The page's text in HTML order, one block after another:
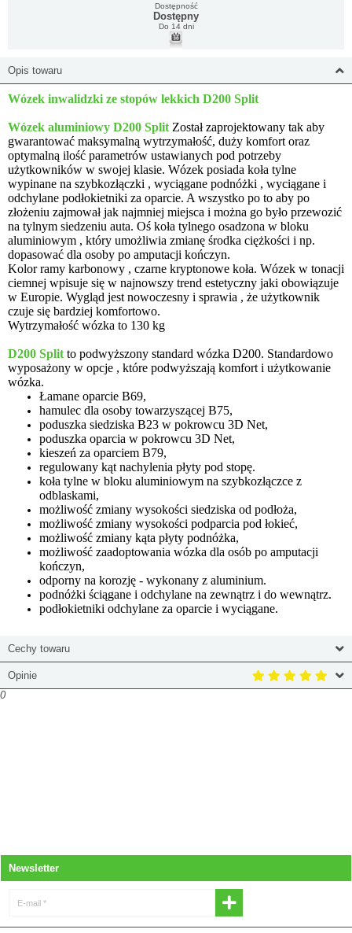
Dostępność
Dostępny
Do 14 dni
Opis towaru
Wózek inwalidzki ze stopów lekkich D200 Split
Wózek aluminiowy D200 Split Został zaprojektowany tak aby
gwarantować maksymalną wytrzymałość, duży komfort oraz
optymalną ilość parametrów ustawianych pod potrzeby
użytkowników w swojej klasie. Wózek posiada koła tylne
wypinane na szybkozłączki , wyciągane podnóżki , wyciągane i
odchylane podłokietniki za oparcie. A wszystko po to aby po
złożeniu zajmował jak najmniej miejsca i można go było przewozić
na tylnym siedzeniu auta. Oś koła tylnego osadzona w bloku
aluminiowym , który umożliwia zmianę środka ciężkości i np.
dopasować dla osoby po amputacji kończyn.
Kolor ramy karbonowy , czarne kryptonowe koła. Wózek w tonacji
ciemnej wpisuje się w najnowszy trend estetyczny jaki obowiązuje
w Europie. Wygląd jest nowoczesny i sprawia , że użytkownik
czuje się bardziej komfortowo.
Wytrzymałość wózka to 130 kg
D200 Split to podwyższony standard wózka D200. Standardowo
wyposażony w opcje , które podwyższają komfort i użytkowanie
wózka.
Łamane oparcie B69,
hamulec dla osoby towarzyszącej B75,
poduszka siedziska B23 w pokrowcu 3D Net,
poduszka oparcia w pokrowcu 3D Net,
kieszeń za oparciem B79,
regulowany kąt nachylenia płyty pod stopę.
koła tylne w bloku aluminiowym na szybkozłączce z
odblaskami,
możliwość zmiany wysokości siedziska od podłoża,
możliwość zmiany wysokości podparcia pod łokieć,
możliwość zmiany kąta płyty podnóżka,
możliwość zaadoptowania wózka dla osób po amputacji
kończyn,
odporny na korozję - wykonany z aluminium.
podnóżki ściągane i odchylane na zewnątrz i do wewnątrz.
podłokietniki odchylane za oparcie i wyciągane.
Cechy towaru
Opinie
0
Newsletter
E-mail *